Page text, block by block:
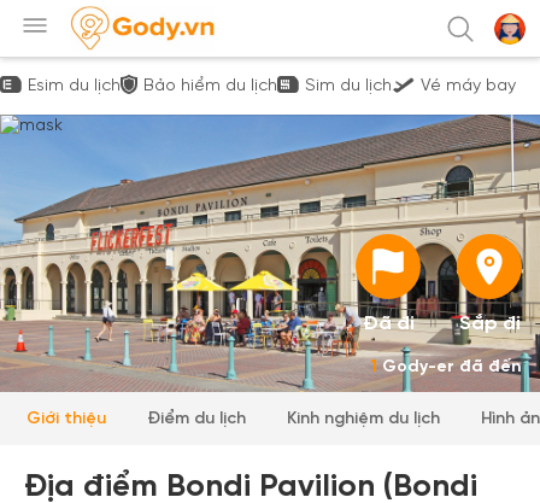
Esim du lịch Bảo hiểm du lịch Sim du lịch Vé máy bay
Đã đi Sắp đi
1Gody-er đã đến
Giới thiệu Điểm du lịch Kinh nghiệm du lịch Hình
Địa điểm Bondi Pavilion (Bondi